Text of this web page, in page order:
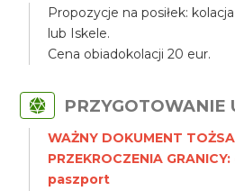
Propozycje na posiłek:
lub Iskele.
Cena obiadokolacji 20 eur.
PRZYGOTOWANIE
WAŻNY DOKUMENT
PRZEKROCZENIA
paszport